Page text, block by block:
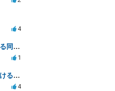
4
不同意性交等罪の成立要件における同意とアルコールの影響
1
マッチングアプリでの出会いにおける同意の証明方法は？
4